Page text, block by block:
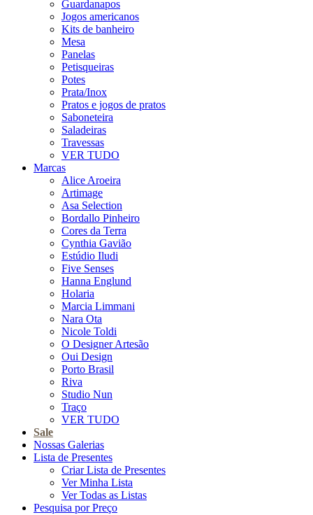
Guardanapos
Jogos americanos
Kits de banheiro
Mesa
Panelas
Petisqueiras
Potes
Prata/Inox
Pratos e jogos de pratos
Saboneteira
Saladeiras
Travessas
VER TUDO
Marcas
Alice Aroeira
Artimage
Asa Selection
Bordallo Pinheiro
Cores da Terra
Cynthia Gavião
Estúdio Iludi
Five Senses
Hanna Englund
Holaria
Marcia Limmani
Nara Ota
Nicole Toldi
O Designer Artesão
Oui Design
Porto Brasil
Riva
Studio Nun
Traço
VER TUDO
Sale
Nossas Galerias
Lista de Presentes
Criar Lista de Presentes
Ver Minha Lista
Ver Todas as Listas
Pesquisa por Preço